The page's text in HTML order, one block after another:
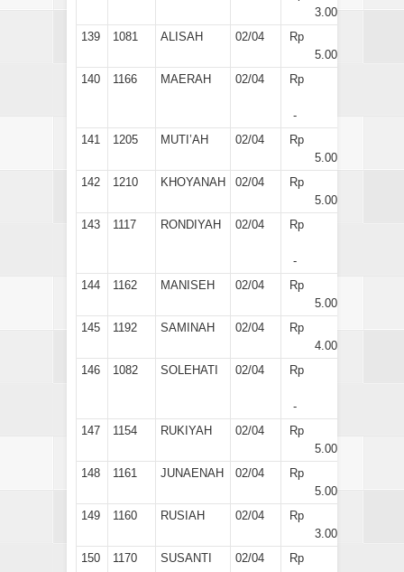
3.000
139
1081 ALISAH 02/04
Rp
5.000
140
1166 MAERAH 02/04 Rp
-
141
1205 MUTI’AH 02/04
Rp
5.000
142
1210 KHOYANAH 02/04
Rp
5.000
143
1117 RONDIYAH 02/04 Rp
-
144
1162 MANISEH 02/04
Rp
5.000
145
1192 SAMINAH 02/04
Rp
4.000
146
1082 SOLEHATI 02/04 Rp
-
147
1154 RUKIYAH 02/04
Rp
5.000
148
1161 JUNAENAH 02/04
Rp
5.000
149
1160 RUSIAH 02/04
Rp
3.000
150
1170 SUSANTI 02/04 Rp